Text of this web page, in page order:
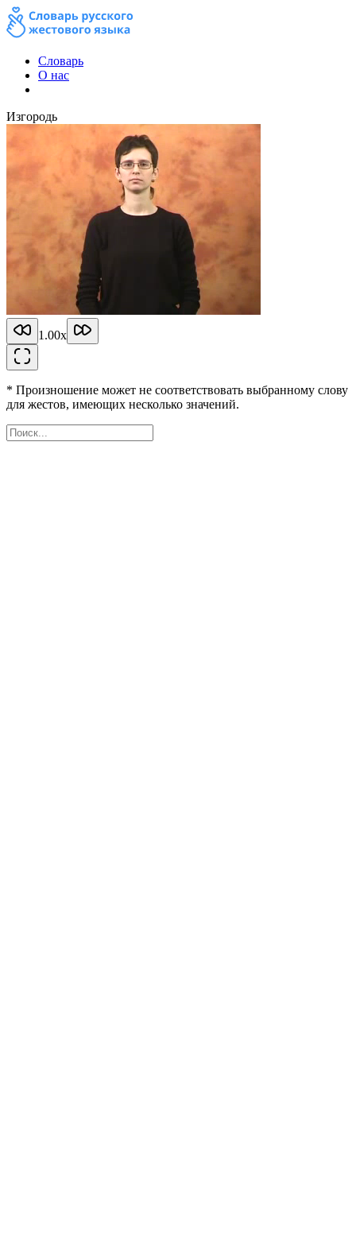
Словарь
О нас
Изгородь
1.00x
* Произношение может не соответствовать выбранному слову
для жестов, имеющих несколько значений.